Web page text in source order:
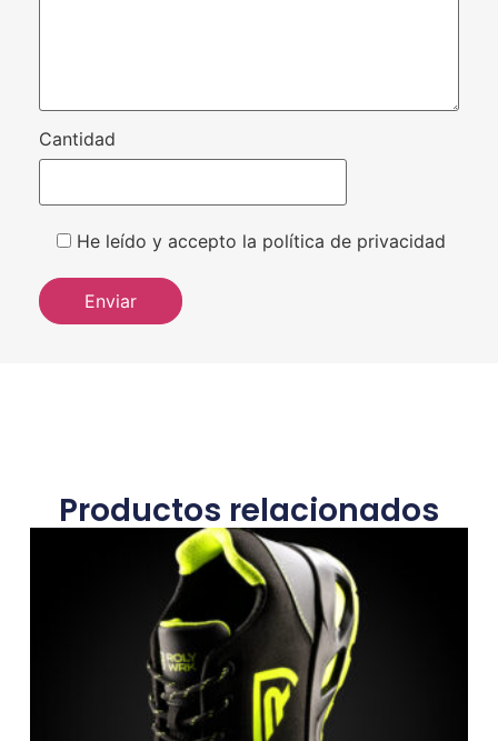
Cantidad
He leído y accepto la política de privacidad
Productos relacionados